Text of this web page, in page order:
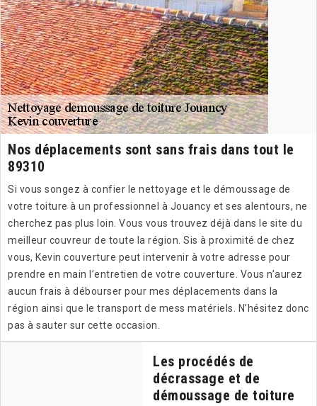
Nos déplacements sont sans frais dans tout le
89310
Si vous songez à confier le nettoyage et le démoussage de
votre toiture à un professionnel à Jouancy et ses alentours, ne
cherchez pas plus loin. Vous vous trouvez déjà dans le site du
meilleur couvreur de toute la région. Sis à proximité de chez
vous, Kevin couverture peut intervenir à votre adresse pour
prendre en main l’entretien de votre couverture. Vous n’aurez
aucun frais à débourser pour mes déplacements dans la
région ainsi que le transport de mess matériels. N’hésitez donc
pas à sauter sur cette occasion.
Les procédés de
décrassage et de
démoussage de toiture